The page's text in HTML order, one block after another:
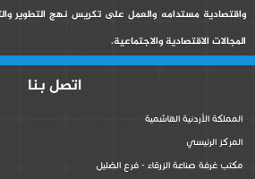
واقتصادية مستدامه والعمل على تكريس نهج التطوير
المجالات الاقتصادية والاجتماعية.
اتصل بنا
المملكة الأردنية الهاشمية
المركز الرئيسي
مكتب غرفة صناعة الزرقاء - فرع الضليل